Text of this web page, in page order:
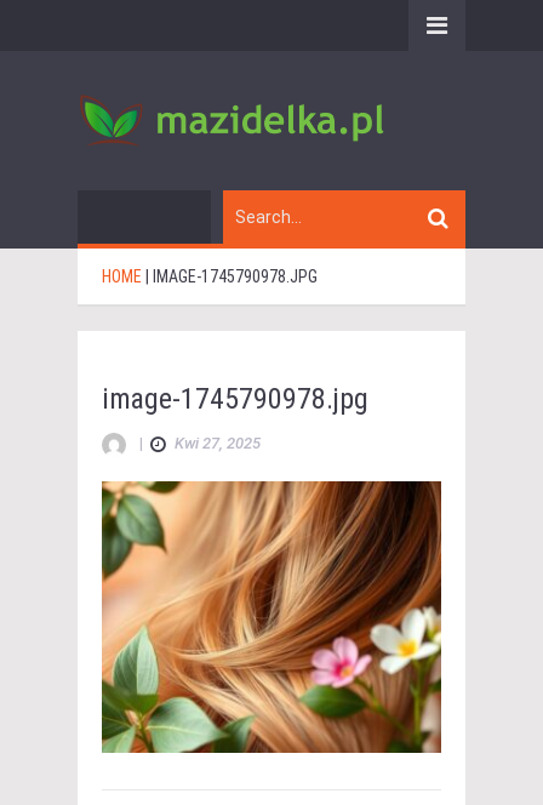
HOME IMAGE-1745790978.JPG
image-1745790978.jpg
| Kwi 27, 2025